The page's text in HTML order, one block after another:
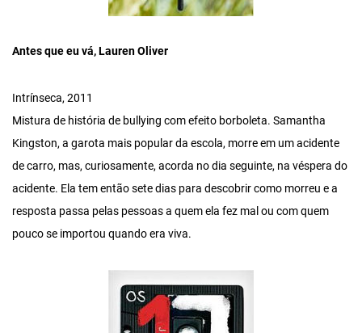
Antes que eu vá, Lauren Oliver
Intrínseca, 2011
Mistura de história de bullying com efeito borboleta. Samantha
Kingston, a garota mais popular da escola, morre em um acidente
de carro, mas, curiosamente, acorda no dia seguinte, na véspera do
acidente. Ela tem então sete dias para descobrir como morreu e a
resposta passa pelas pessoas a quem ela fez mal ou com quem
pouco se importou quando era viva.